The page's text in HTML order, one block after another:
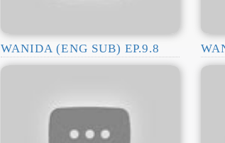
WANIDA (ENG SUB) EP.9.8